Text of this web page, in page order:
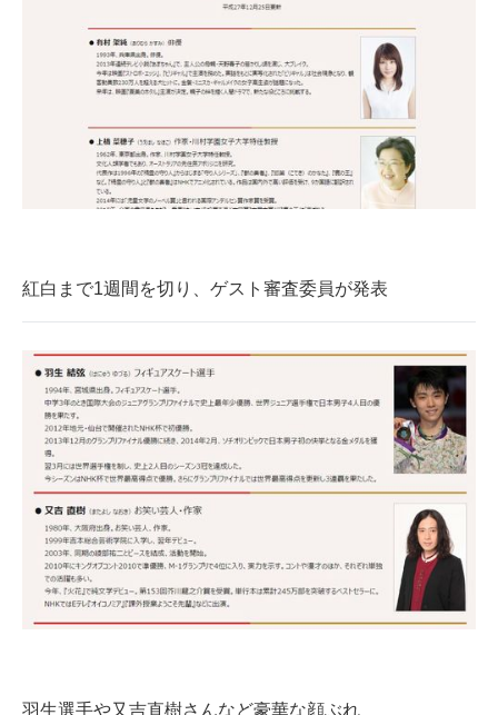
AI活用のいまが分かる
企業ITのトレンドを詳説
経営リーダーのコミュニティ
マーケ×ITの今がよく分かる
企業向けIT製品の総合サイト
製造業のIT導入・活用を支援
モノづくり技術者専門サイト
エレクトロニクス専門サイト
電子設計の基本と応用
エネルギーの専門メディア
建設×テクノロジーの最前線
紅白まで1週間を切り、ゲスト審査委員が発表
羽生選手や又吉直樹さんなど豪華な顔ぶれ